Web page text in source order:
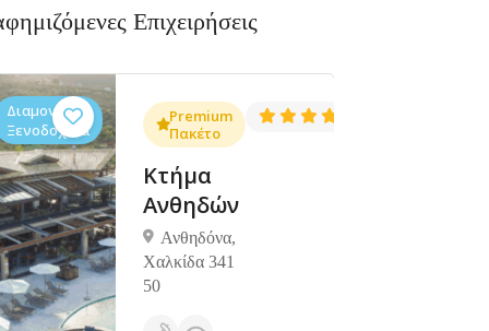
Επιχειρήσεις
(1381)
Διαμονή,
Ξενοδοχεία
Premium
Πακέτο
Κτήμα
Ανθηδών
Ανθηδόνα,
Χαλκίδα 341
50